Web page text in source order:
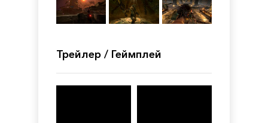
Трейлер / Геймплей